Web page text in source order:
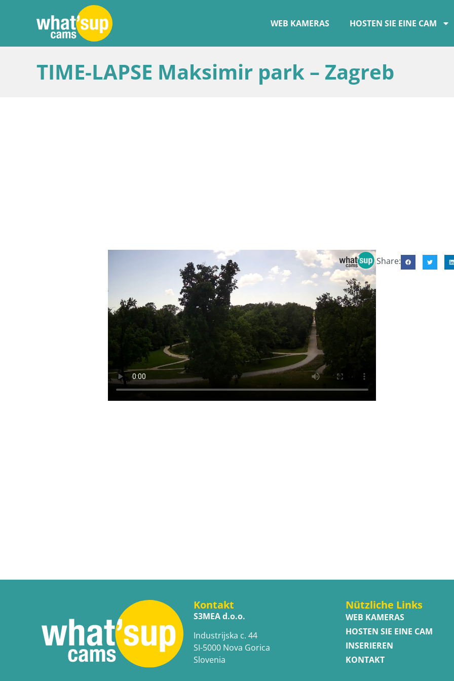
WEB KAMERAS HOSTEN SIE EINE CAM
TIME-LAPSE Maksimir park – Zagreb
Share:
Kontakt
S3MEA d.o.o.
Industrijska c. 44
SI-5000 Nova Gorica
Slovenia
Nützliche Links
WEB KAMERAS
HOSTEN SIE EINE CAM
INSERIEREN
KONTAKT